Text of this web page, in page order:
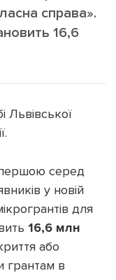
справа».
16,6
Львівської
першою серед
у новій
для
16,6 млн
або
грантам в